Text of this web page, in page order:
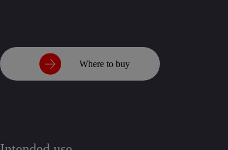
Where to buy